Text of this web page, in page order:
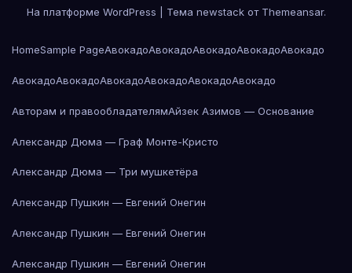
На платформе WordPress Тема newstack от Themeansar.
HomeSample PageАвокадоАвокадоАвокадоАвокадоАвокадо
АвокадоАвокадоАвокадоАвокадоАвокадоАвокадо
Авторам и правообладателямАйзек Азимов — Основание
Александр Дюма — Граф Монте-Кристо
Александр Дюма — Три мушкетёра
Александр Пушкин — Евгений Онегин
Александр Пушкин — Евгений Онегин
Александр Пушкин — Евгений Онегин